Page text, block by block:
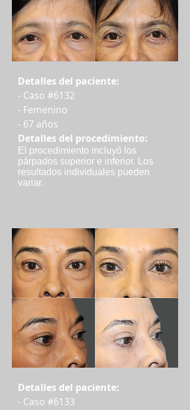
Detalles del paciente:
- Caso #6132
- Femenino
- 67 años
Detalles del procedimiento:
El procedimiento incluyó los
párpados superior e inferior. Los
resultados individuales pueden
variar.
Detalles del paciente:
- Caso #6133